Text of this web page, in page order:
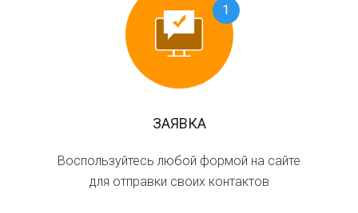
1
ЗАЯВКА
Воспользуйтесь любой формой на сайте
для отправки своих контактов